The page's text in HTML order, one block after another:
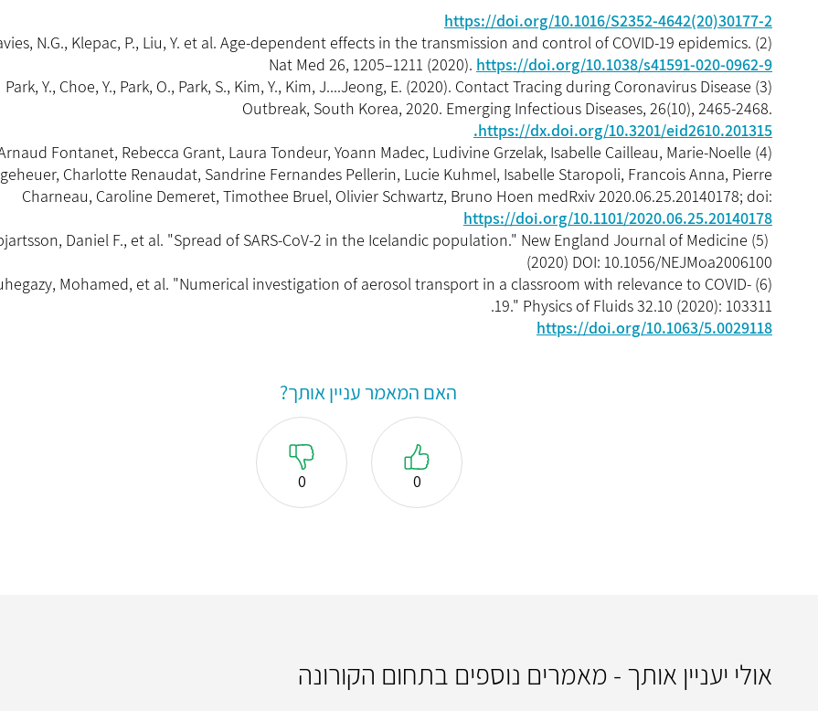
https://doi.org/10.1016/S2352-4642(20)30177-2
Davies, N.G., Klepac, P., Liu, Y. et al. Age-dependent effects in the transmission and control of COVID-19 epidemics.
Nat Med 26, 1205–1211 (2020). https://doi.org/10.1038/s41591-020-0962-9
(3) Park, Y., Choe, Y., Park, O., Park, S., Kim, Y., Kim, J....Jeong, E. (2020). Contact Tracing during Coronavirus Disease
Outbreak, South Korea, 2020. Emerging Infectious Diseases, 26(10), 2465-2468.
https://dx.doi.org/10.3201/eid2610.201315.
Arnaud Fontanet, Rebecca Grant, Laura Tondeur, Yoann Madec, Ludivine Grzelak, Isabelle Cailleau, Marie-Noelle
Charlotte Renaudat, Sandrine Fernandes Pellerin, Lucie Kuhmel, Isabelle Staropoli, Francois Anna, Pierre
Charneau, Caroline Demeret, Timothee Bruel, Olivier Schwartz, Bruno Hoen medRxiv 2020.06.25.20140178; doi:
https://doi.org/10.1101/2020.06.25.20140178
Daniel F., et al. "Spread of SARS-CoV-2 in the Icelandic population." New England Journal of Medicine
(2020) DOI: 10.1056/NEJMoa2006100
Mohamed, et al. "Numerical investigation of aerosol transport in a classroom with relevance to COVID-
19." Physics of Fluids 32.10 (2020): 103311.‏
https://doi.org/10.1063/5.0029118
האם המאמר עניין אותך?
0
0
אולי יעניין אותך - מאמרים נוספים בתחום הקורונה